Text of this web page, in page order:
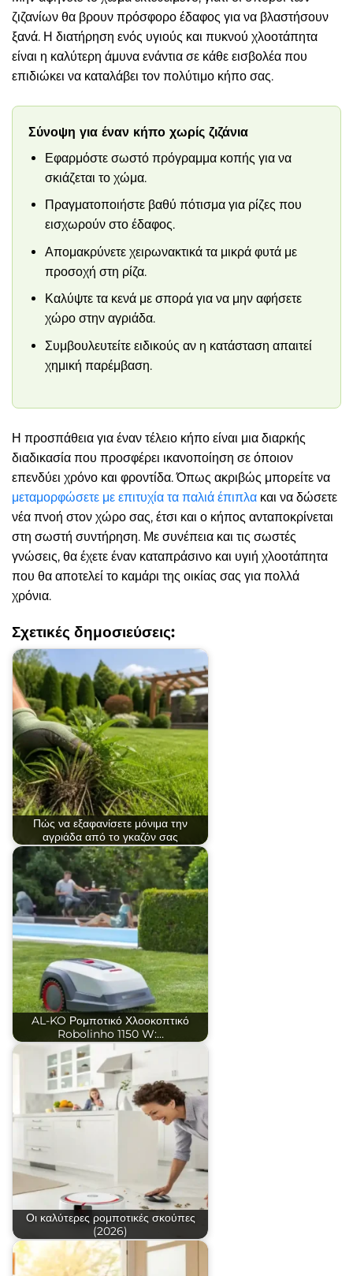
ζιζανίων θα βρουν πρόσφορο έδαφος για να βλαστήσουν
ξανά. Η διατήρηση ενός υγιούς και πυκνού χλοοτάπητα
είναι η καλύτερη άμυνα ενάντια σε κάθε εισβολέα που
επιδιώκει να καταλάβει τον πολύτιμο κήπο σας.
Σύνοψη για έναν κήπο χωρίς ζιζάνια
Εφαρμόστε σωστό πρόγραμμα κοπής για να
σκιάζεται το χώμα.
Πραγματοποιήστε βαθύ πότισμα για ρίζες που
εισχωρούν στο έδαφος.
Απομακρύνετε χειρωνακτικά τα μικρά φυτά με
προσοχή στη ρίζα.
Καλύψτε τα κενά με σπορά για να μην αφήσετε
χώρο στην αγριάδα.
Συμβουλευτείτε ειδικούς αν η κατάσταση απαιτεί
χημική παρέμβαση.
Η προσπάθεια για έναν τέλειο κήπο είναι μια διαρκής
διαδικασία που προσφέρει ικανοποίηση σε όποιον
επενδύει χρόνο και φροντίδα. Όπως ακριβώς μπορείτε να
μεταμορφώσετε με επιτυχία τα παλιά έπιπλα και να δώσετε
νέα πνοή στον χώρο σας, έτσι και ο κήπος ανταποκρίνεται
στη σωστή συντήρηση. Με συνέπεια και τις σωστές
γνώσεις, θα έχετε έναν καταπράσινο και υγιή χλοοτάπητα
που θα αποτελεί το καμάρι της οικίας σας για πολλά
χρόνια.
Σχετικές δημοσιεύσεις:
Πώς να εξαφανίσετε μόνιμα την
αγριάδα από το γκαζόν σας
AL-KO Ρομποτικό Χλοοκοπτικό
Robolinho 1150 W:…
Οι καλύτερες ρομποτικές σκούπες
(2026)